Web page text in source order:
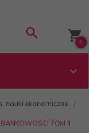
0
nauki ekonomiczne
TOM II